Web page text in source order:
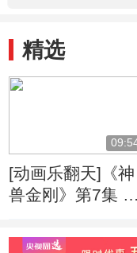
精选
[动画乐翻天]《神
兽金刚》第7集 地